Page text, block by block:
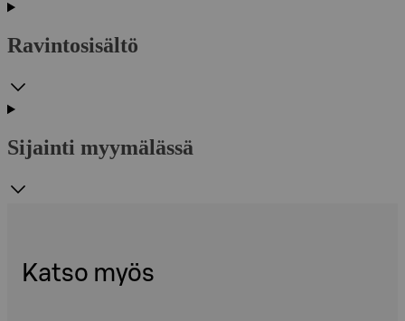
Ravintosisältö
Sijainti myymälässä
Katso myös